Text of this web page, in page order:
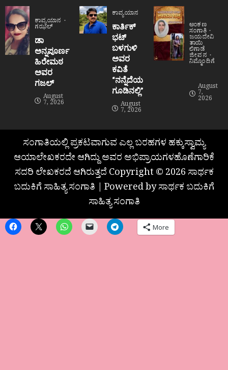
ಕಾವ್ಯಯಾನ
ಗಝಲ್
ಡಾ
ಅನ್ನಪೂರ್ಣ
ಹಿರೇಮಠ
ಅವರ
ಗಜಲ್
August
7, 2026
ಕಾವ್ಯಯಾನ
ಕಾರ್ತಿಕ್
ಭಟ್
ಬಳಗುಳಿ
ಅವರ
ಕವಿತೆ
“ನನ್ನೆದೆಯ
ಗೂಡಿನಲ್ಲಿ”
August
7, 2026
ಅಂಕಣ
ಸಂಗಾತಿ
ಜಯದೇವಿ
ತಾಯಿ
ಲಿಗಾಡೆ
ಜೀವನ
ನಿಮ್ಮೊಂದಿಗೆ
August
7,
2026
ಸಂಗಾತಿಯಲ್ಲಿ ಪ್ರಕಟವಾಗುವ ಎಲ್ಲ ಬರಹಗಳ ಹಕ್ಕುಸ್ವಾಮ್ಯ
ಆಯಾಲೇಖಕರದೇ ಆಗಿದ್ದು ಅವರ ಅಭಿಪ್ರಾಯಗಳಹೊಣೆಗಾರಿಕೆ
ಸದರಿ ಲೇಖಕರದೆ ಆಗಿರುತ್ತದೆ Copyright © 2026 ಸಾರ್ಥಕ
ಬದುಕಿಗೆ ಸಾಹಿತ್ಯ ಸಂಗಾತಿ | Powered by ಸಾರ್ಥಕ ಬದುಕಿಗೆ
ಸಾಹಿತ್ಯ ಸಂಗಾತಿ
More